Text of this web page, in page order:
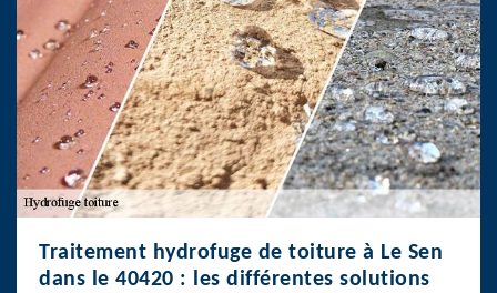
Traitement hydrofuge de toiture à Le Sen
dans le 40420 : les différentes solutions